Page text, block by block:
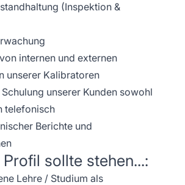
(Inspektion &
internen und externen
unserer Kalibratoren
unserer Kunden sowohl
telefonisch
Berichte und
sollte stehen...:
Lehre / Studium als